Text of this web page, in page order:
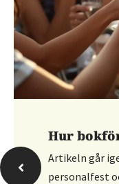
Hur
Artikeln går
personalfest